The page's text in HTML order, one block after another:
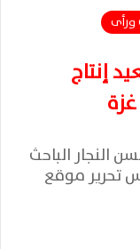
ورأى
إنتاج
النجار الباحث
تحرير موقع